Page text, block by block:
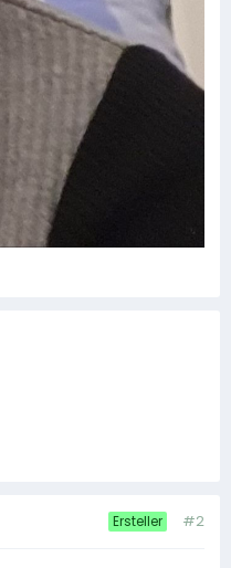
Ersteller #2